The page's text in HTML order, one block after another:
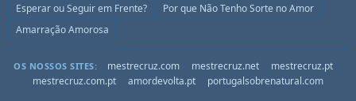
Esperar ou Seguir em Frente?
Por que Não Tenho Sorte no Amor
Amarração Amorosa
OS NOSSOS SITES: mestrecruz.com mestrecruz.net
mestrecruz.pt
mestrecruz.com.pt
amordevolta.pt portugalsobrenatural.com